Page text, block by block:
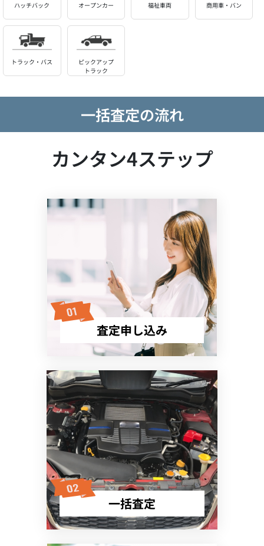
ハッチバック オープンカー 福祉車両 商用車・バン
トラック・バス
ピックアップ
トラック
一括査定の流れ
カンタン4ステップ
査定申し込み
一括査定